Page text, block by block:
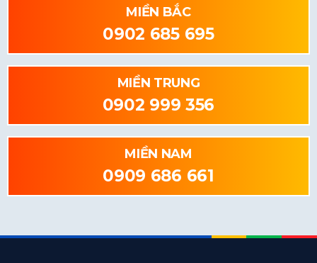
MIỀN BẮC
0902 685 695
MIỀN TRUNG
0902 999 356
MIỀN NAM
0909 686 661